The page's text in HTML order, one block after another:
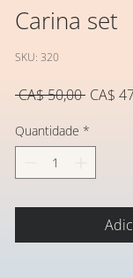
Carina set
SKU: 320
CA$ 50,00 Preço
CA$
Quantidade *